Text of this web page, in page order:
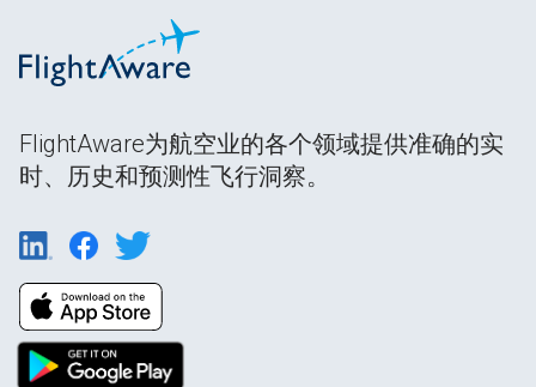
FlightAware为航空业的各个领域提供准确的实
时、历史和预测性飞行洞察。